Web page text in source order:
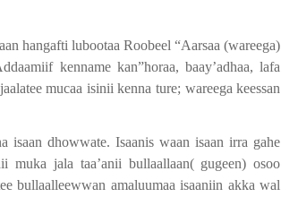
hangafti lubootaa Roobeel “Aarsaa (wareega)
kenname kan”horaa, baay’adhaa, lafa
mucaa isinii kenna ture; wareega keessan
isaan dhowwate. Isaanis waan isaan irra gahe
muka jala taa’anii bullaallaan( gugeen) osoo
bullaalleewwan amaluumaa isaaniin akka wal